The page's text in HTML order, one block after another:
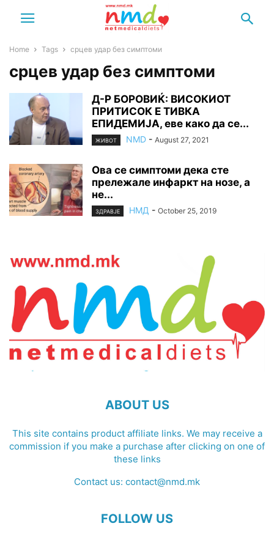
Home Tags срцев удар без симптоми
срцев удар без симптоми
Д-Р БОРОВИЌ: ВИСОКИОТ
ПРИТИСОК Е ТИВКА
ЕПИДЕМИЈА, еве како да се...
ЖИВОТ NMD - August 27, 2021
Ова се симптоми дека сте
прележале инфаркт на нозе, а
не...
ЗДРАВЈЕ НМД - October 25, 2019
ABOUT US
This site contains product affiliate links. We may receive a
commission if you make a purchase after clicking on one of
these links
Contact us: contact@nmd.mk
FOLLOW US